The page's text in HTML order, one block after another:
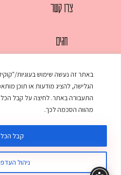
באתר זה נעשה שימוש בעוגיות/
הגלישה, להציג מודעות או תוכן
התעבורה באתר. לחיצה על קבל
מהווה הסכמה לכך.
ניהול
קבל הכל
צרו קשר
חגים
מאפים
ממולאים
מרקים
© כל הזכויות שמורות לענת אלישע |